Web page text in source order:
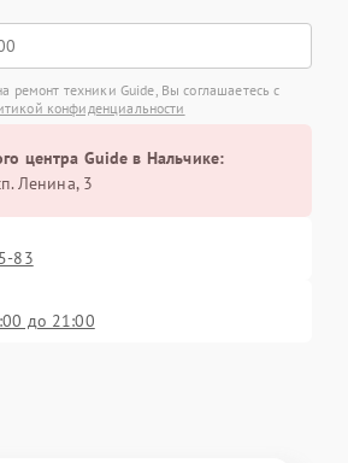
ремонт техники Guide, Вы соглашаетесь с
конфиденциальности
центра Guide в Нальчике:
Ленина, 3
83
до 21:00